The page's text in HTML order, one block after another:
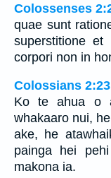
Colossenses
quae sunt
superstitione et
corpori non in
Colossians
Ko te ahua o
whakaaro nui,
ake, he
painga hei
makona ia.